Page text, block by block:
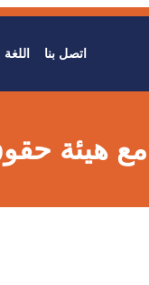
اتصل بنا اللغة
مع هيئة